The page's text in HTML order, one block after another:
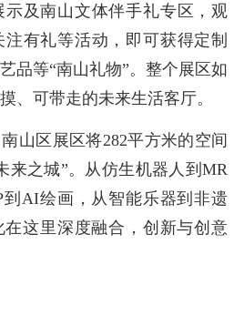
及南山文体伴手礼专区，观
有礼等活动，即可获得定制
品等“南山礼物”。整个展区如
、可带走的未来生活客厅。
山区展区将282平方米的空间
来之城”。从仿生机器人到MR
AI绘画，从智能乐器到非遗
这里深度融合，创新与创意